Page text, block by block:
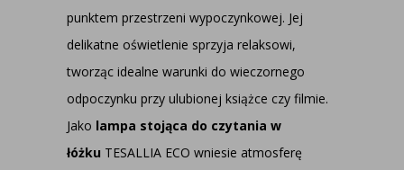
punktem przestrzeni wypoczynkowej. Jej
delikatne oświetlenie sprzyja relaksowi,
tworząc idealne warunki do wieczornego
odpoczynku przy ulubionej książce czy filmie.
Jako lampa stojąca do czytania w
łóżku TESALLIA ECO wniesie atmosferę